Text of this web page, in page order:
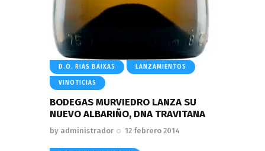
D.O. RIAS BAIXAS LANZAMIENTOS
VINOTICIAS
BODEGAS MURVIEDRO LANZA SU
NUEVO ALBARIÑO, DNA TRAVITANA
by administrador 12 febrero 2014